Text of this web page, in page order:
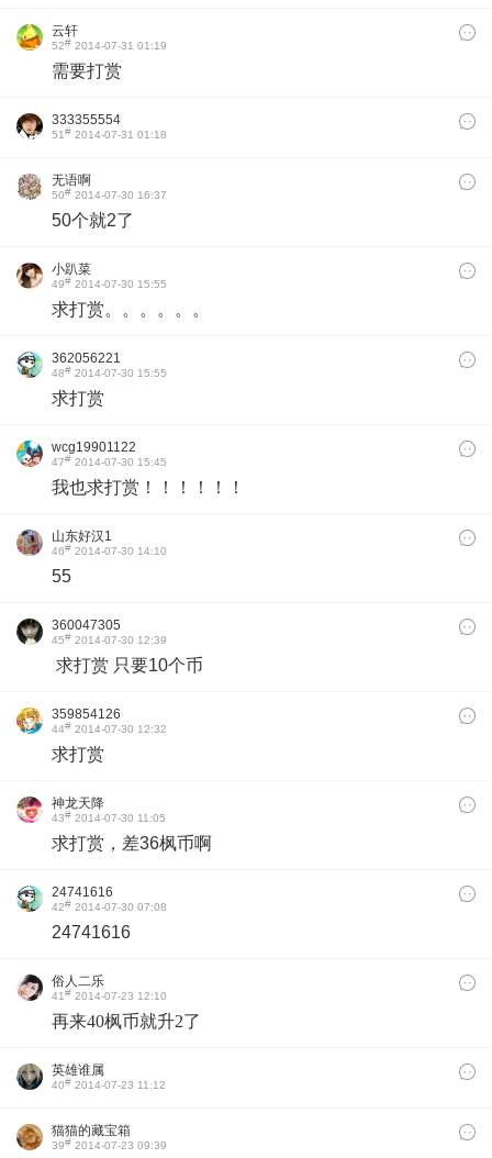
云轩
52# 2014-07-31 01:19
需要打赏
333355554
51# 2014-07-31 01:18
无语啊
50# 2014-07-30 16:37
50个就2了
小趴菜
49# 2014-07-30 15:55
求打赏。。。。。。
362056221
48# 2014-07-30 15:55
求打赏
wcg19901122
47# 2014-07-30 15:45
我也求打赏！！！！！！
山东好汉1
46# 2014-07-30 14:10
55
360047305
45# 2014-07-30 12:39
求打赏 只要10个币
359854126
44# 2014-07-30 12:32
求打赏
神龙天降
43# 2014-07-30 11:05
求打赏，差36枫币啊
24741616
42# 2014-07-30 07:08
24741616
俗人二乐
41# 2014-07-23 12:10
再来40枫币就升2了
英雄谁属
40# 2014-07-23 11:12
猫猫的藏宝箱
39# 2014-07-23 09:39